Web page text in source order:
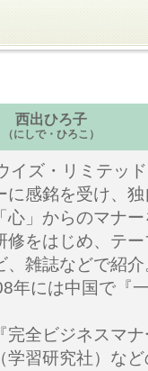
西出ひろ子
（にしで・ひろこ）
イズ・リミテッ
に感銘を受け、
心」からのマナ
修をはじめ、テ
、雑誌などで紹
年には中国で『
完全ビジネスマ
学習研究社）な